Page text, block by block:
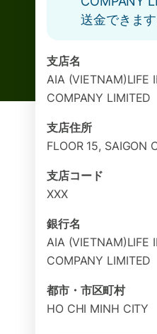
送金できま
支店名
AIA (VIETNAM)LIFE
COMPANY LIMITED
支店住所
FLOOR 15, SAIGON
支店コード
XXX
銀行名
AIA (VIETNAM)LIFE
COMPANY LIMITED
都市・市区町村
HO CHI MINH CITY